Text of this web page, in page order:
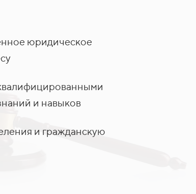
юридическое
и навыков
и гражданскую